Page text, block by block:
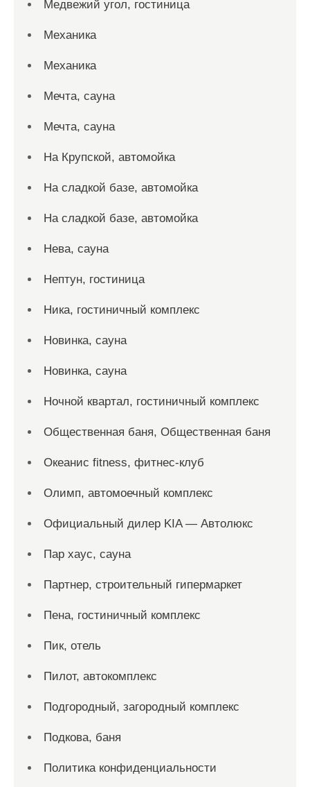
Медвежий угол, гостиница
Механика
Механика
Мечта, сауна
Мечта, сауна
На Крупской, автомойка
На сладкой базе, автомойка
На сладкой базе, автомойка
Нева, сауна
Нептун, гостиница
Ника, гостиничный комплекс
Новинка, сауна
Новинка, сауна
Ночной квартал, гостиничный комплекс
Общественная баня, Общественная баня
Океанис fitness, фитнес-клуб
Олимп, автомоечный комплекс
Официальный дилер KIA — Автолюкс
Пар хаус, сауна
Партнер, строительный гипермаркет
Пена, гостиничный комплекс
Пик, отель
Пилот, автокомплекс
Подгородный, загородный комплекс
Подкова, баня
Политика конфиденциальности